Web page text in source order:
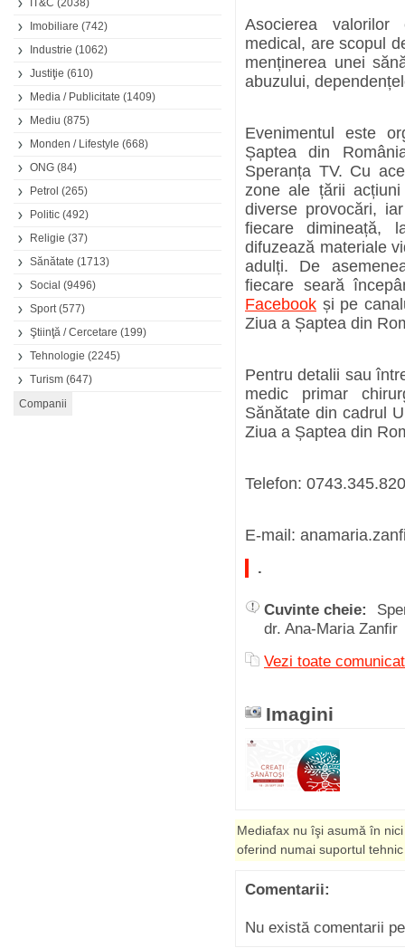
IT&C (2038)
Imobiliare (742)
Industrie (1062)
Justiţie (610)
Media / Publicitate (1409)
Mediu (875)
Monden / Lifestyle (668)
ONG (84)
Petrol (265)
Politic (492)
Religie (37)
Sănătate (1713)
Social (9496)
Sport(577)
Ştiinţă / Cercetare (199)
Tehnologie (2245)
Turism (647)
Asocierea
medical, are scopul
menținerea unei
abuzului,
Evenimentul este
Șaptea din
Speranța TV. Cu
zone ale țării
diverse provocări,
fiecare dimineață,
difuzează materiale
adulți. De
fiecare seară
Facebook și pe
Ziua a Șaptea din
Pentru detalii sau
medic primar
Sănătate din cadrul
Ziua a Șaptea din
Telefon: 0743.345.820
E-mail:
.
Cuvinte cheie:
dr. Ana-Maria
Vezi toate
Imagini
Mediafax nu îşi asumă în
oferind numai suportul
Comentarii:
Nu există comentarii